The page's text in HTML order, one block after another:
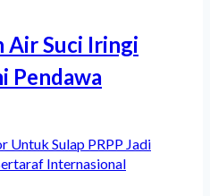
Air Suci Iringi
Pendawa